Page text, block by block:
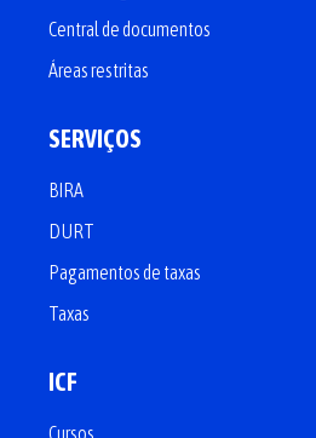
Central de documentos
Áreas restritas
SERVIÇOS
BIRA
DURT
Pagamentos de taxas
Taxas
ICF
Cursos